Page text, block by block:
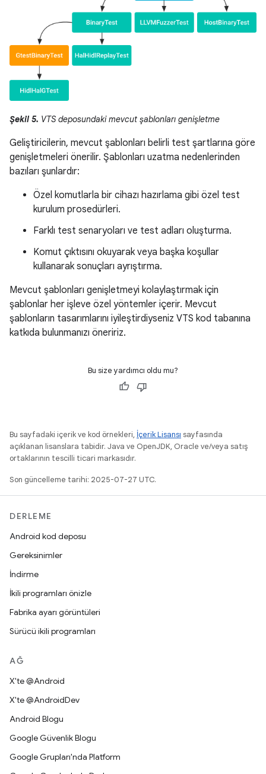
Şekil 5. VTS deposundaki mevcut şablonları genişletme
Geliştiricilerin, mevcut şablonları belirli test şartlarına göre
genişletmeleri önerilir. Şablonları uzatma nedenlerinden
bazıları şunlardır:
Özel komutlarla bir cihazı hazırlama gibi özel test
kurulum prosedürleri.
Farklı test senaryoları ve test adları oluşturma.
Komut çıktısını okuyarak veya başka koşullar
kullanarak sonuçları ayrıştırma.
Mevcut şablonları genişletmeyi kolaylaştırmak için
şablonlar her işleve özel yöntemler içerir. Mevcut
şablonların tasarımlarını iyileştirdiyseniz VTS kod tabanına
katkıda bulunmanızı öneririz.
Bu size yardımcı oldu mu?
Bu sayfadaki içerik ve kod örnekleri, İçerik Lisansı sayfasında
açıklanan lisanslara tabidir. Java ve OpenJDK, Oracle ve/veya satış
ortaklarının tescilli ticari markasıdır.
Son güncelleme tarihi: 2025-07-27 UTC.
DERLEME
Android kod deposu
Gereksinimler
İndirme
İkili programları önizle
Fabrika ayarı görüntüleri
Sürücü ikili programları
AĞ
X'te @Android
X'te @AndroidDev
Android Blogu
Google Güvenlik Blogu
Google Grupları'nda Platform